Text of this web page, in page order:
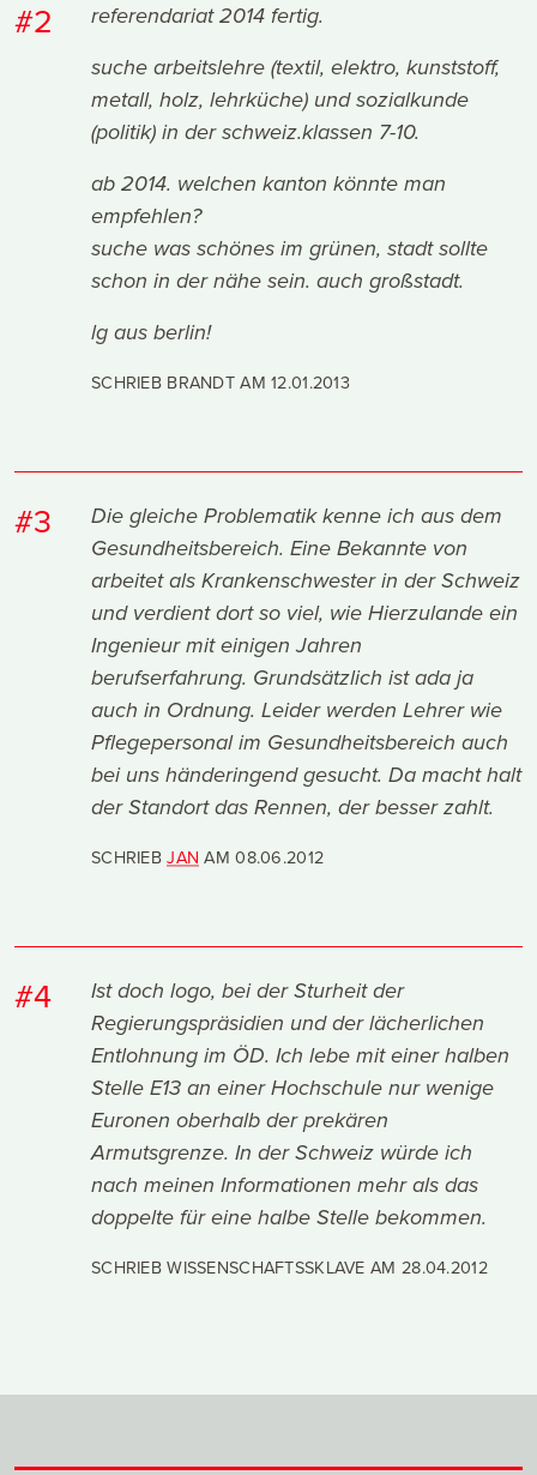
#2
referendariat 2014 fertig.
suche arbeitslehre (textil, elektro, kunststoff,
metall, holz, lehrküche) und sozialkunde
(politik) in der schweiz.klassen 7-10.
ab 2014. welchen kanton könnte man
empfehlen?
suche was schönes im grünen, stadt sollte
schon in der nähe sein. auch großstadt.
lg aus berlin!
SCHRIEB BRANDT AM12.01.2013
#3
Die gleiche Problematik kenne ich aus dem
Gesundheitsbereich. Eine Bekannte von
arbeitet als Krankenschwester in der Schweiz
und verdient dort so viel, wie Hierzulande ein
Ingenieur mit einigen Jahren
berufserfahrung. Grundsätzlich ist ada ja
auch in Ordnung. Leider werden Lehrer wie
Pflegepersonal im Gesundheitsbereich auch
bei uns händeringend gesucht. Da macht halt
der Standort das Rennen, der besser zahlt.
SCHRIEBJAN AM08.06.2012
#4
Ist doch logo, bei der Sturheit der
Regierungspräsidien und der lächerlichen
Entlohnung im ÖD. Ich lebe mit einer halben
Stelle E13 an einer Hochschule nur wenige
Euronen oberhalb der prekären
Armutsgrenze. In der Schweiz würde ich
nach meinen Informationen mehr als das
doppelte für eine halbe Stelle bekommen.
SCHRIEB WISSENSCHAFTSSKLAVE AM 28.04.2012